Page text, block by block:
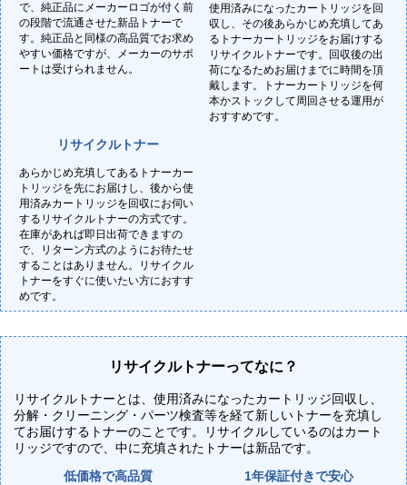
で、純正品にメーカーロゴが付く前
の段階で流通させた新品トナーで
す。純正品と同様の高品質でお求め
やすい価格ですが、メーカーのサポ
ートは受けられません。
使用済みになったカートリッジを回
収し、その後あらかじめ充填してあ
るトナーカートリッジをお届けする
リサイクルトナーです。回収後の出
荷になるためお届けまでに時間を頂
戴します。トナーカートリッジを何
本かストックして周回させる運用が
おすすめです。
リサイクルトナー
あらかじめ充填してあるトナーカー
トリッジを先にお届けし、後から使
用済みカートリッジを回収にお伺い
するリサイクルトナーの方式です。
在庫があれば即日出荷できますの
で、リターン方式のようにお待たせ
することはありません。リサイクル
トナーをすぐに使いたい方におすす
めです。
リサイクルトナーってなに？
リサイクルトナーとは、使用済みになったカートリッジ回収し、
分解・クリーニング・パーツ検査等を経て新しいトナーを充填し
てお届けするトナーのことです。リサイクルしているのはカート
リッジですので、中に充填されたトナーは新品です。
低価格で高品質 1年保証付きで安心